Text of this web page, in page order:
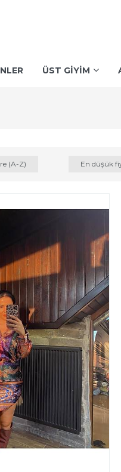
ÜST GİYİM
(A-Z) En düşük